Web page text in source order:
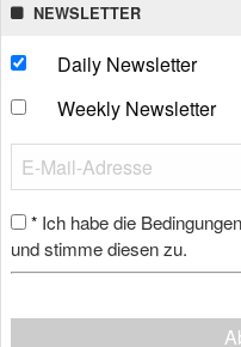
NEWSLETTER
Daily Newsletter
Weekly Newsletter
* Ich habe die
und stimme diesen zu.